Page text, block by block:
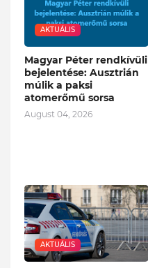
AKTUÁLIS
Magyar Péter rendkívüli
bejelentése: Ausztrián
múlik a paksi
atomerőmű sorsa
August 04, 2026
AKTUÁLIS